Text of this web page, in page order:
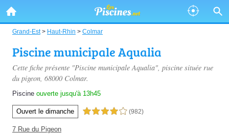
Grand-Est> Haut-Rhin > Colmar
Piscine municipale Aqualia
Cette fiche présente "Piscine municipale Aqualia", piscine située rue
du pigeon, 68000 Colmar.
Piscine ouverte jusqu'à 13h45
Ouvert le dimanche 4,0 étoiles sur 5 (982)
7 Rue du Pigeon